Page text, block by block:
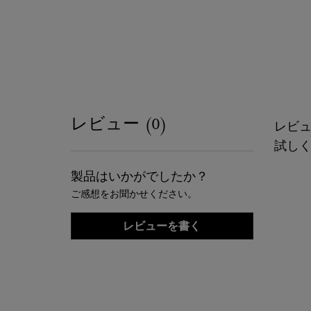
レビュー (0)
製品はいかがでしたか？
ご感想をお聞かせください。
レビューを書く
レビ
試し